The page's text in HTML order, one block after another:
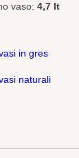
vaso: 4,7 lt
in gres
naturali